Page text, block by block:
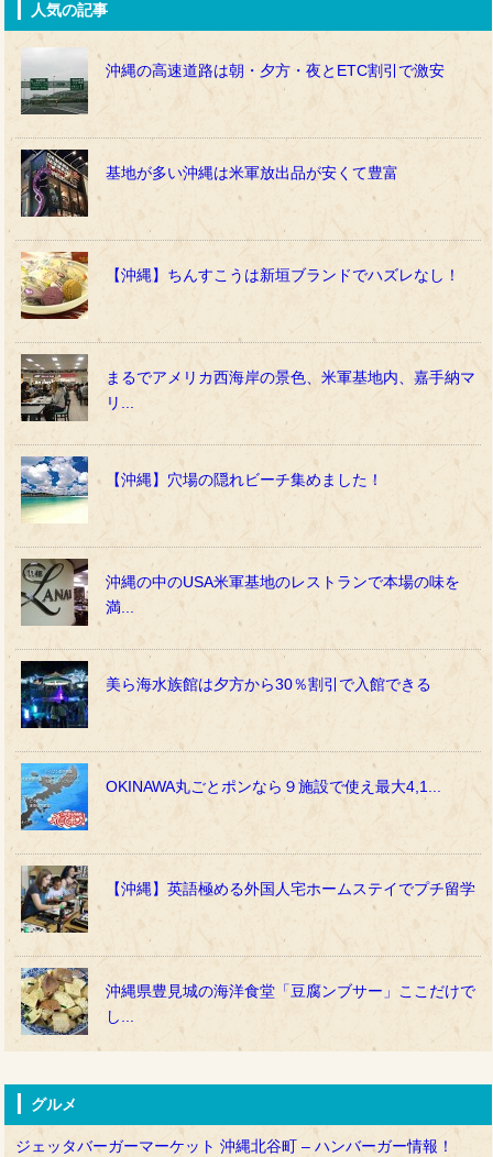
人気の記事
沖縄の高速道路は朝・夕方・夜とETC割引で激安
基地が多い沖縄は米軍放出品が安くて豊富
【沖縄】ちんすこうは新垣ブランドでハズレなし！
まるでアメリカ西海岸の景色、米軍基地内、嘉手納マ
リ...
【沖縄】穴場の隠れビーチ集めました！
沖縄の中のUSA米軍基地のレストランで本場の味を
満...
美ら海水族館は夕方から30％割引で入館できる
OKINAWA丸ごとポンなら９施設で使え最大4,1...
【沖縄】英語極める外国人宅ホームステイでプチ留学
沖縄県豊見城の海洋食堂「豆腐ンブサー」ここだけで
し...
グルメ
ジェッタバーガーマーケット 沖縄北谷町 – ハンバーガー情報！